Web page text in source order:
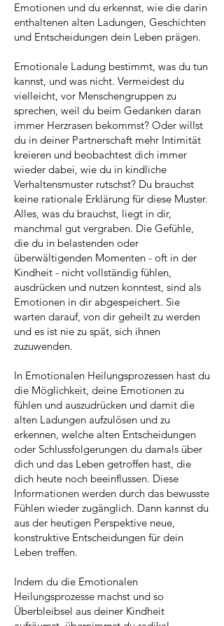
Emotionen und du erkennst, wie die darin
enthaltenen alten Ladungen, Geschichten
und Entscheidungen dein Leben prägen.
Emotionale Ladung bestimmt, was du tun
kannst, und was nicht. Vermeidest du
vielleicht, vor Menschengruppen zu
sprechen, weil du beim Gedanken daran
immer Herzrasen bekommst? Oder willst
du in deiner Partnerschaft mehr Intimität
kreieren und beobachtest dich immer
wieder dabei, wie du in kindliche
Verhaltensmuster rutschst? Du brauchst
keine rationale Erklärung für diese Muster.
Alles, was du brauchst, liegt in dir,
manchmal gut vergraben. Die Gefühle,
die du in belastenden oder
überwältigenden Momenten - oft in der
Kindheit - nicht vollständig fühlen,
ausdrücken und nutzen konntest, sind als
Emotionen in dir abgespeichert. Sie
warten darauf, von dir geheilt zu werden
und es ist nie zu spät, sich ihnen
zuzuwenden.
In Emotionalen Heilungsprozessen hast du
die Möglichkeit, deine Emotionen zu
fühlen und auszudrücken und damit die
alten Ladungen aufzulösen und zu
erkennen, welche alten Entscheidungen
oder Schlussfolgerungen du damals über
dich und das Leben getroffen hast, die
dich heute noch beeinflussen. Diese
Informationen werden durch das bewusste
Fühlen wieder zugänglich. Dann kannst du
aus der heutigen Perspektive neue,
konstruktive Entscheidungen für dein
Leben treffen.
Indem du die Emotionalen
Heilungsprozesse machst und so
Überbleibsel aus deiner Kindheit